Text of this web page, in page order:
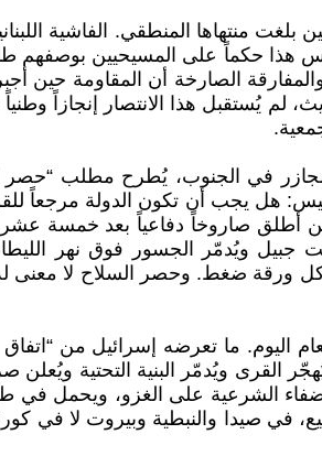
حين بلغت منتهاها المنطقي.
حكماً على المسيحيين بوصفهم
لم يُستقبل هذا الانتصار إنجازاً
في الجنوب، يُطرح مطلب
هل يجب أن تكون الدولة مرجعاً
صاروخاً دفاعياً بعد خمسة عشر
جبيل ويُدمّر الجسور فوق نهر
ضغط. وحصر السلاح لا معنى له إلا
اليوم. ما تعرضه إسرائيل من “اتفاق
القرى ويُدمّر البنية التحتية
الشرعية على الغزو، ويحمل في
في صيدا والنبطية وبيروت لا